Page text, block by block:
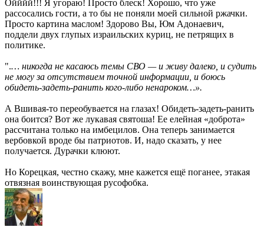
Ойййй!!! Я угораю! Просто блеск! Хорошо, что уже
рассосались гости, а то бы не поняли моей сильной ржачки.
Просто картина маслом! Здорово Вы, Юм Адонаевич,
поддели двух глупых израильских куриц, не петрящих в
политике.
".… никогда не касаюсь темы СВО — и живу далеко, и судить
не могу за отсутствием точной информации, и боюсь
обидеть-задеть-ранить кого-либо ненароком…».
А Вшивая-то переобувается на глазах! Обидеть-задеть-ранить
она боится? Вот же лукавая святоша! Ее елейная «доброта»
рассчитана только на имбецилов. Она теперь занимается
вербовкой вроде бы патриотов. И, надо сказать, у нее
получается. Дурачки клюют.
Но Корецкая, честно скажу, мне кажется ещё поганее, этакая
отвязная воинствующая русофобка.